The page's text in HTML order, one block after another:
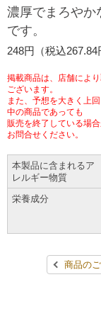
ギフト
プリペイドカード
ニンテンドー・ダ
コピー
プリント
スキャン
ファクス
チケット
宅配便
切手・はがき・印
セブン銀行ATM
ご利用可能なお支
各種料金のお支払い
チケットサービス
セブンチケット
チケットぴあ
イープラス
CNプレイガイド
セブン‐イレブンで
タワーレコード
セブンネットショ
停電時のサービス
企業理念
会社概要
貸借対照表・損益
沿革
国内店舗数
セブン＆アイ・ホ
サステナビリティ
サステナビリティ
GREEN
4VISIONS
サステナビリティ
サステナビリティ
店舗検索
お問い合わせ
Language
English
English (Services)
한국어(서비스)
濃厚でまろやか
です。
248円（税込267.84
掲載商品は、店舗によ
ございます。
また、予想を大きく上
中の商品であっても
販売を終了している場
お問合せください。
本製品に含まれるア
レルギー物質
栄養成分
商品の